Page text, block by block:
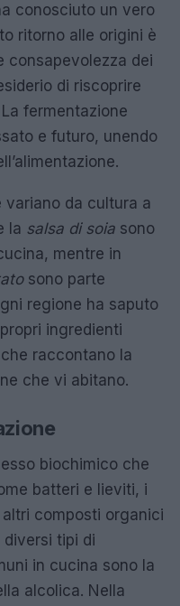
conosciuto un vero
ritorno alle origini è
consapevolezza dei
di riscoprire
fermentazione
e futuro, unendo
variano da cultura a
la salsa di soia sono
mentre in
sono parte
regione ha saputo
ingredienti
raccontano la
che vi abitano.
biochimico che
batteri e lieviti, i
composti organici
diversi tipi di
in cucina sono la
alcolica. Nella